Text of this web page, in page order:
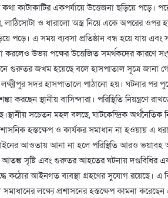
একপর্যায়ে উত্তেজনা ছড়িয়ে পড়ে। পরে
লাঠিসোটা ও ধারালো অস্ত্র নিয়ে একে অপরের ওপর
এ সময় ব্যবসা প্রতিষ্ঠান বন্ধ হয়ে যায় এবং
করলেও উভয় পক্ষের উত্তেজিত সমর্থকদের কারণে
গুরুতর জখম হয়েছে বলে হাসপাতাল সূত্রে জানা
সদর হাসপাতালে পাঠানো হয়। ঘটনার পর
স্থানীয় বাসিন্দারা। পরিস্থিতি নিয়ন্ত্রণে
সচেতন মহল বলছে, ঘাটকেন্দ্রিক অর্থনৈতিক
হস্তক্ষেপ ও কার্যকর সমাধান না হওয়ায় এ
আওতায় আনা না হলে পরিস্থিতি আরও
আতঙ্ক সৃষ্টি এবং গুরুতর আহতের ঘটনায় দণ্ডবিধির
কঠোর আইনগত ব্যবস্থা গ্রহণের সুযোগ রয়েছে। এ
সমাধানের লক্ষ্যে প্রশাসনের হস্তক্ষেপ কামনা